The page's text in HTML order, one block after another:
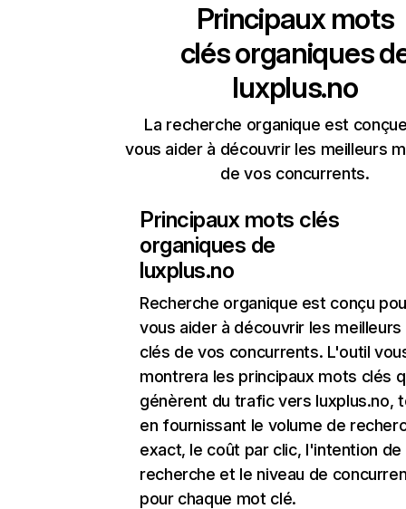
Principaux mots
clés organiques
luxplus.no
La recherche organique est
vous aider à découvrir les meilleurs
de vos concurrents.
Principaux mots clés
organiques de
luxplus.no
Recherche organique est conçu
vous aider à découvrir les
clés de vos concurrents. L'outil
montrera les principaux mots clés
génèrent du trafic vers luxplus.no,
en fournissant le volume de
exact, le coût par clic, l'intention de
recherche et le niveau de
pour chaque mot clé.